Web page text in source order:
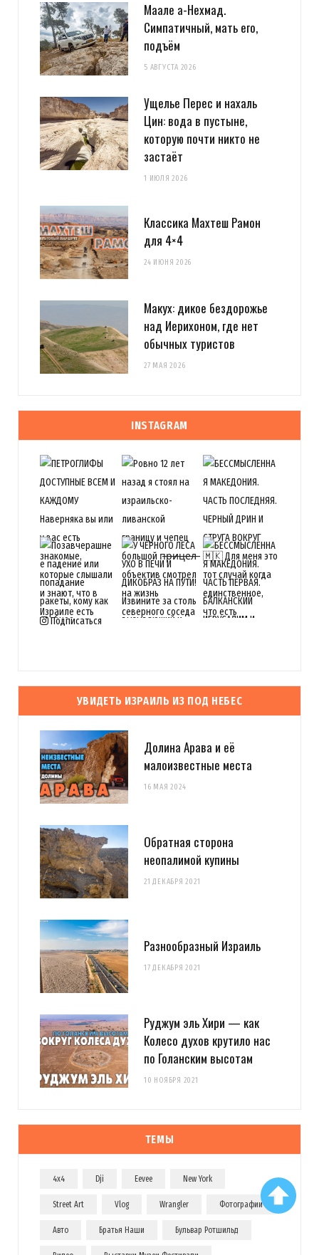
Маале а-Нехмад.
Симпатичный, мать его,
подъём
5 АВГУСТА 2026
Ущелье Перес и нахаль
Цин: вода в пустыне,
которую почти никто не
застаёт
1 ИЮЛЯ 2026
Классика Махтеш Рамон
для 4×4
24 ИЮНЯ 2026
Макух: дикое бездорожье
над Иерихоном, где нет
обычных туристов
27 МАЯ 2026
INSTAGRAM
Подписаться
УВИДЕТЬ ИЗРАИЛЬ ИЗ ПОД НЕБЕС
Долина Арава и её
малоизвестные места
16 МАЯ 2024
Обратная сторона
неопалимой купины
21 ДЕКАБРЯ 2021
Разнообразный Израиль
17 ДЕКАБРЯ 2021
Руджум эль Хири — как
Колесо духов крутило нас
по Голанским высотам
10 НОЯБРЯ 2021
ТЕМЫ
4x4 Dji Eevee New York
Street Art Vlog Wrangler Фотографии
Авто Братья Наши Бульвар Ротшильд